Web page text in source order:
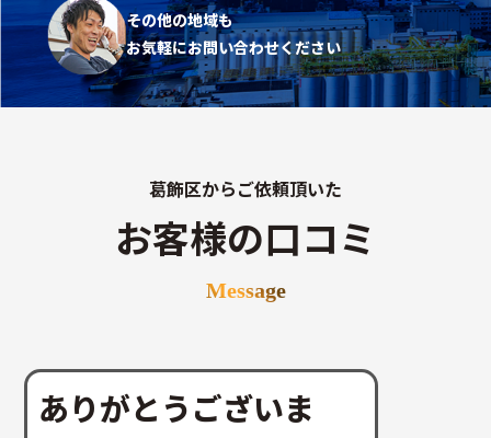
その他の地域も
お気軽にお問い合わせください
葛飾区からご依頼頂いた
お客様の口コミ
Message
ありがとうございま